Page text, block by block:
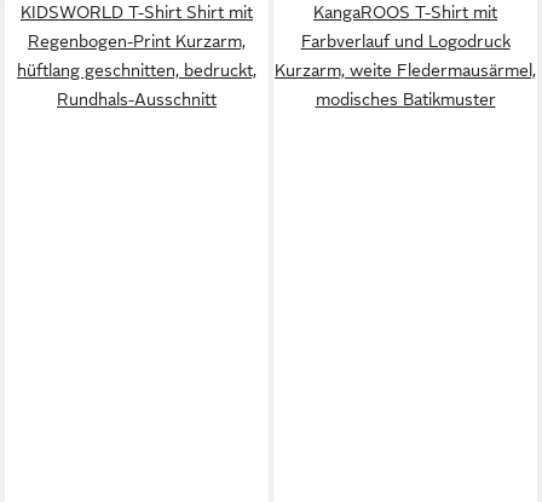
KIDSWORLD T-Shirt Shirt mit
Regenbogen-Print Kurzarm,
hüftlang geschnitten, bedruckt,
Rundhals-Ausschnitt
KangaROOS T-Shirt mit
Farbverlauf und Logodruck
Kurzarm, weite Fledermausärmel,
modisches Batikmuster